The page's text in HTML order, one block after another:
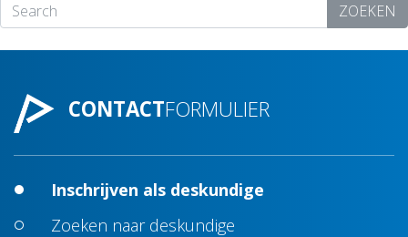
ZOEKEN
CONTACTFORMULIER
Inschrijven als deskundige
Zoeken naar deskundige